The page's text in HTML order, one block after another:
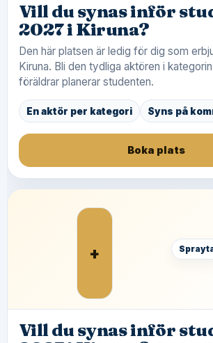
Vill du synas inför
2027 i Kiruna?
Den här platsen är ledig för dig som
Kiruna. Bli den tydliga aktören i
föräldrar planerar studenten.
En aktör per kategori Syns på
Boka plats
+
Vill du synas inför